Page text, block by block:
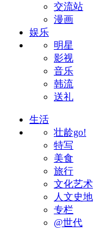
交流站
漫画
娱乐
明星
影视
音乐
韩流
送礼
生活
壮龄go!
特写
美食
旅行
文化艺术
人文史地
专栏
@世代